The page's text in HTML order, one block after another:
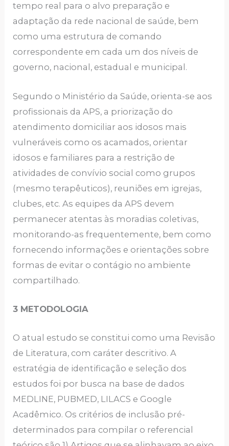
tempo real para o alvo preparação e
adaptação da rede nacional de saúde, bem
como uma estrutura de comando
correspondente em cada um dos níveis de
governo, nacional, estadual e municipal.
Segundo o Ministério da Saúde, orienta-se aos
profissionais da APS, a priorização do
atendimento domiciliar aos idosos mais
vulneráveis como os acamados, orientar
idosos e familiares para a restrição de
atividades de convívio social como grupos
(mesmo terapêuticos), reuniões em igrejas,
clubes, etc. As equipes da APS devem
permanecer atentas às moradias coletivas,
monitorando-as frequentemente, bem como
fornecendo informações e orientações sobre
formas de evitar o contágio no ambiente
compartilhado.
3 METODOLOGIA
O atual estudo se constitui como uma Revisão
de Literatura, com caráter descritivo. A
estratégia de identificação e seleção dos
estudos foi por busca na base de dados
MEDLINE, PUBMED, LILACS e Google
Acadêmico. Os critérios de inclusão pré-
determinados para compilar o referencial